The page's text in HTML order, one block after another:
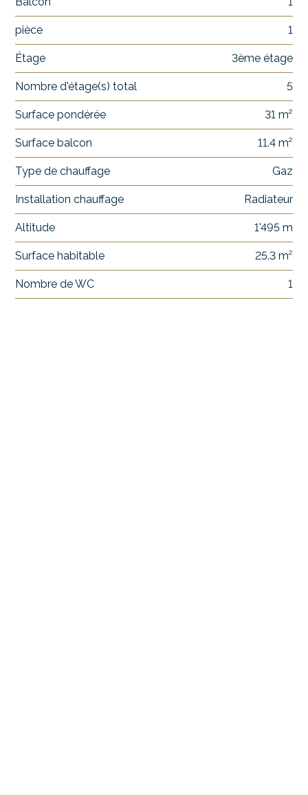
pièce 1
Étage 3ème étage
Nombre d'étage(s) total 5
Surface pondérée 31 m²
Surface balcon 11.4 m²
Type de chauffage Gaz
Installation chauffage Radiateur
Altitude 1'495 m
Surface habitable 25.3 m²
Nombre de WC 1